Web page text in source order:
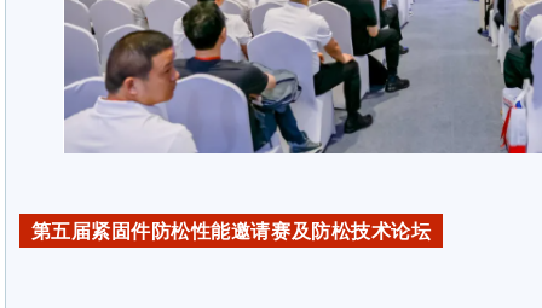
第五届紧固件防松性能邀请赛及防松技术论坛